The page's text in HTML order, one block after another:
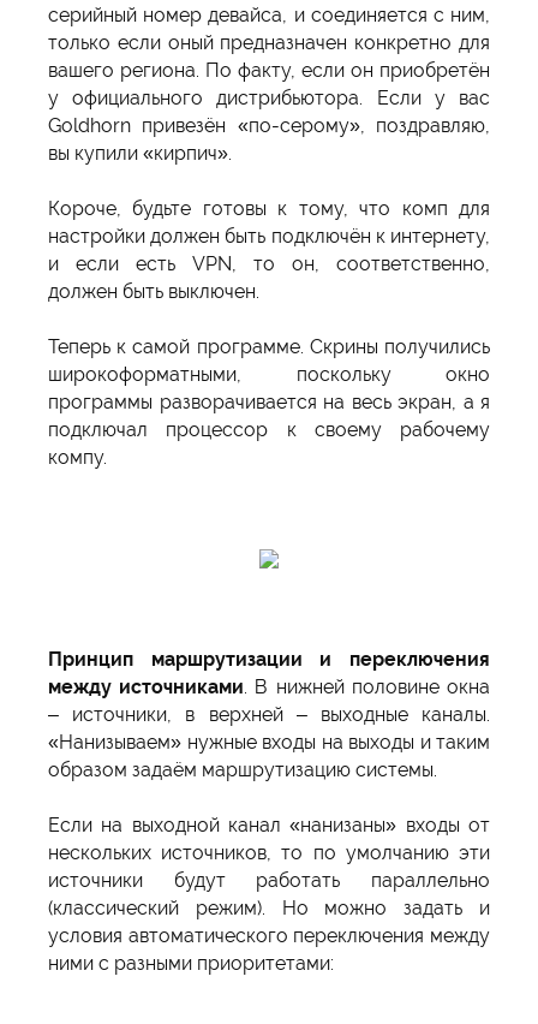
серийный номер девайса, и соединяется с ним,
только если оный предназначен конкретно для
вашего региона. По факту, если он приобретён
у официального дистрибьютора. Если у вас
Goldhorn привезён «по-серому», поздравляю,
вы купили «кирпич».
Короче, будьте готовы к тому, что комп для
настройки должен быть подключён к интернету,
и если есть VPN, то он, соответственно,
должен быть выключен.
Теперь к самой программе. Скрины получились
широкоформатными, поскольку окно
программы разворачивается на весь экран, а я
подключал процессор к своему рабочему
компу.
Принцип маршрутизации и переключения
между источниками . В нижней половине окна
– источники, в верхней – выходные каналы.
«Нанизываем» нужные входы на выходы и таким
образом задаём маршрутизацию системы.
Если на выходной канал «нанизаны» входы от
нескольких источников, то по умолчанию эти
источники будут работать параллельно
(классический режим). Но можно задать и
условия автоматического переключения между
ними с разными приоритетами: